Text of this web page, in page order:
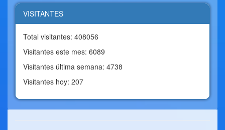
VISITANTES
Total visitantes: 408056
Visitantes este mes: 6089
Visitantes última semana: 4738
Visitantes hoy: 207